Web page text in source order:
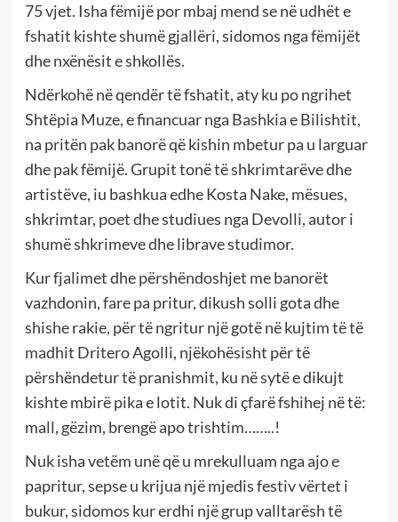
75 vjet. Isha fëmijë por mbaj mend se në udhët e
fshatit kishte shumë gjallëri, sidomos nga fëmijët
dhe nxënësit e shkollës.
Ndërkohë në qendër të fshatit, aty ku po ngrihet
Shtëpia Muze, e financuar nga Bashkia e Bilishtit,
na pritën pak banorë që kishin mbetur pa u larguar
dhe pak fëmijë. Grupit tonë të shkrimtarëve dhe
artistëve, iu bashkua edhe Kosta Nake, mësues,
shkrimtar, poet dhe studiues nga Devolli, autor i
shumë shkrimeve dhe librave studimor.
Kur fjalimet dhe përshëndoshjet me banorët
vazhdonin, fare pa pritur, dikush solli gota dhe
shishe rakie, për të ngritur një gotë në kujtim të të
madhit Dritero Agolli, njëkohësisht për të
përshëndetur të pranishmit, ku në sytë e dikujt
kishte mbirë pika e lotit. Nuk di çfarë fshihej në të:
mall, gëzim, brengë apo trishtim……..!
Nuk isha vetëm unë që u mrekulluam nga ajo e
papritur, sepse u krijua një mjedis festiv vërtet i
bukur, sidomos kur erdhi një grup valltarësh të